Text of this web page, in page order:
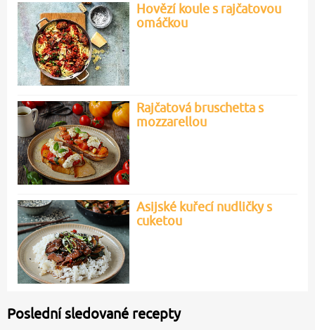
Hovězí koule s rajčatovou
omáčkou
Rajčatová bruschetta s
mozzarellou
Asijské kuřecí nudličky s
cuketou
Poslední sledované recepty